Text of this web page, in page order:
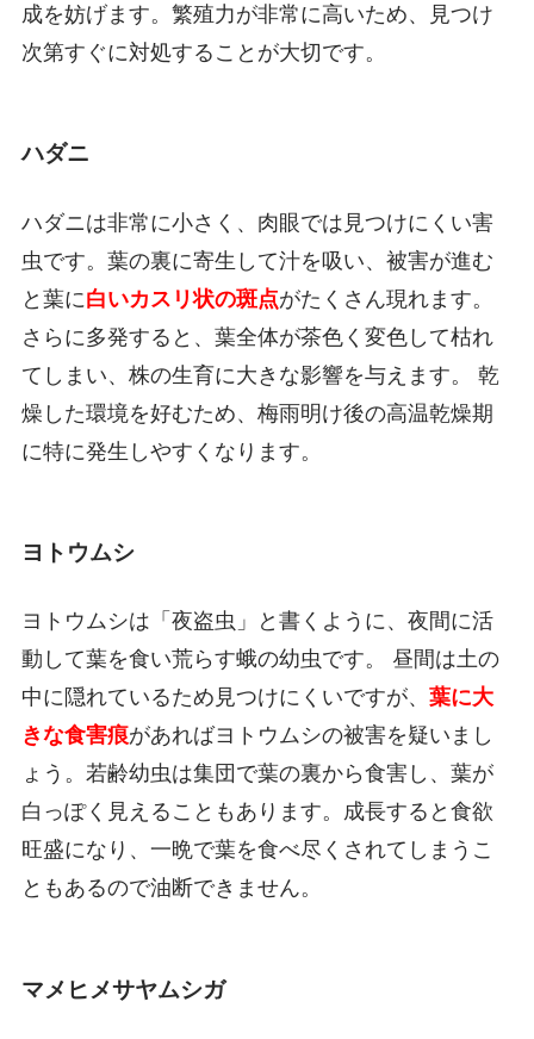
成を妨げます。繁殖力が非常に高いため、見つけ
次第すぐに対処することが大切です。
ハダニ
ハダニは非常に小さく、肉眼では見つけにくい害
虫です。葉の裏に寄生して汁を吸い、被害が進む
と葉に白いカスリ状の斑点がたくさん現れます。
さらに多発すると、葉全体が茶色く変色して枯れ
てしまい、株の生育に大きな影響を与えます。 乾
燥した環境を好むため、梅雨明け後の高温乾燥期
に特に発生しやすくなります。
ヨトウムシ
ヨトウムシは「夜盗虫」と書くように、夜間に活
動して葉を食い荒らす蛾の幼虫です。 昼間は土の
中に隠れているため見つけにくいですが、 葉に大
きな食害痕があればヨトウムシの被害を疑いまし
ょう。若齢幼虫は集団で葉の裏から食害し、葉が
白っぽく見えることもあります。成長すると食欲
旺盛になり、一晩で葉を食べ尽くされてしまうこ
ともあるので油断できません。
マメヒメサヤムシガ